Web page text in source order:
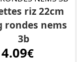
riz 22cm
rondes nems
3b
4.09€